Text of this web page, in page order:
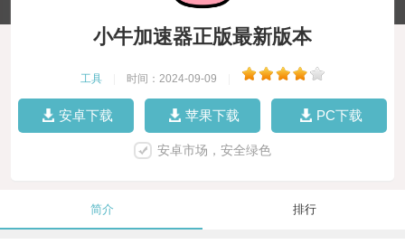
小牛加速器正版最新版本
工具 时间：2024-09-09
安卓下载 苹果下载 PC下载
安卓市场，安全绿色
简介 排行